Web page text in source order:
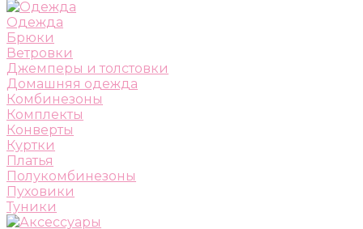
Одежда
Брюки
Ветровки
Джемперы и толстовки
Домашняя одежда
Комбинезоны
Комплекты
Конверты
Куртки
Платья
Полукомбинезоны
Пуховики
Туники